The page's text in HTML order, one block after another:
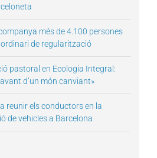
més de 4.100 persones
de regularització
pastoral en Ecologia Integral:
d’un món canviant»
reunir els conductors en la
de vehicles a Barcelona